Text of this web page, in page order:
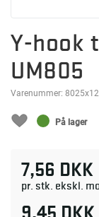
Y-hook
UM805
Varenummer:
På lager
7,56 DKK
pr. stk. ekskl.